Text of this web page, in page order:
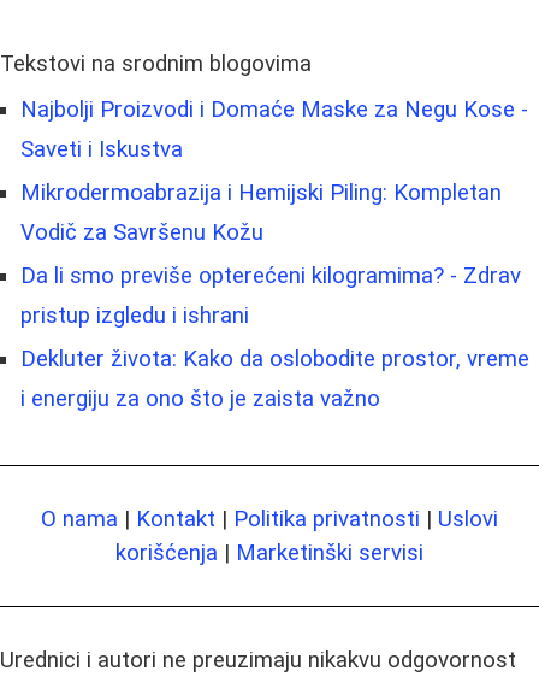
Tekstovi na srodnim blogovima
Najbolji Proizvodi i Domaće Maske za Negu Kose -
Saveti i Iskustva
Mikrodermoabrazija i Hemijski Piling: Kompletan
Vodič za Savršenu Kožu
Da li smo previše opterećeni kilogramima? - Zdrav
pristup izgledu i ishrani
Dekluter života: Kako da oslobodite prostor, vreme
i energiju za ono što je zaista važno
O nama | Kontakt | Politika privatnosti | Uslovi
korišćenja | Marketinški servisi
Urednici i autori ne preuzimaju nikakvu odgovornost